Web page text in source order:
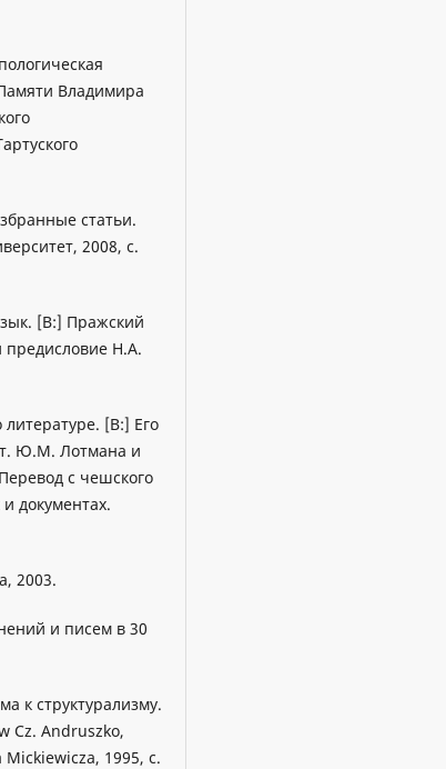
Владимира
статьи.
2008, c.
[В:] Пражский
предисловие Н.А.
[B:] Его
Ю.М. Лотмана и
с чешского
документах.
2003.
и писем в 30
к структурализму.
Cz. Andruszko,
1995, с.